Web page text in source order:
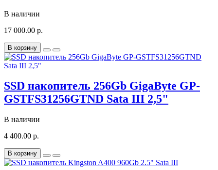
В наличии
17 000.00 р.
В корзину
SSD накопитель 256Gb GigaByte GP-
GSTFS31256GTND Sata III 2,5"
В наличии
4 400.00 р.
В корзину